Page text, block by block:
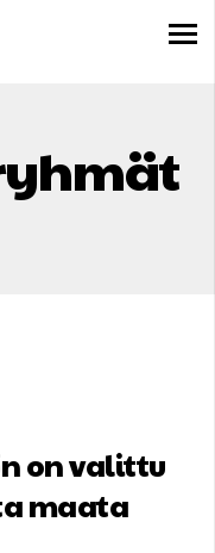
on valittu
maata